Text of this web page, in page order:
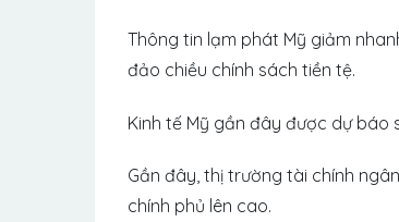
Thông tin lạm phát Mỹ giảm
đảo chiều chính sách tiền tệ.
Kinh tế Mỹ gần đây được dự báo
Gần đây, thị trường tài chính
chính phủ lên cao.